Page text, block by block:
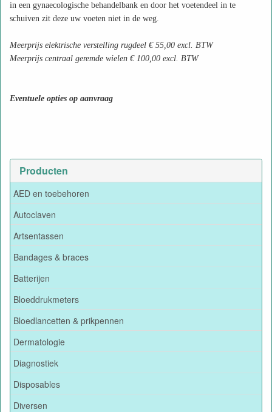
Producten
AED en toebehoren
Autoclaven
Artsentassen
Bandages & braces
Batterijen
Bloeddrukmeters
Bloedlancetten & prikpennen
Dermatologie
Diagnostiek
Disposables
Diversen
in een gynaecologische behandelbank en door het voetendeel in te
schuiven zit deze uw voeten niet in de weg.
Meerprijs elektrische verstelling rugdeel € 55,00 excl. BTW
Meerprijs centraal geremde wielen € 100,00 excl. BTW
Eventuele opties op aanvraag